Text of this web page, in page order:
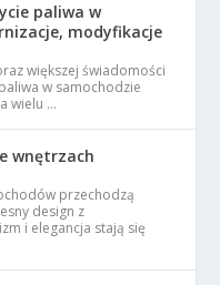
paliwa w
modyfikacje
większej świadomości
w samochodzie
wielu …
wnętrzach
przechodzą
design z
i elegancja stają się